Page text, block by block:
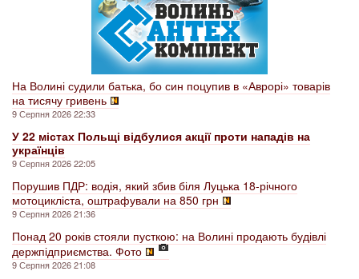
На Волині судили батька, бо син поцупив в «Аврорі» товарів
на тисячу гривень
9 Серпня 2026 22:33
У 22 містах Польщі відбулися акції проти нападів на
українців
9 Серпня 2026 22:05
Порушив ПДР: водія, який збив біля Луцька 18-річного
мотоцикліста, оштрафували на 850 грн
9 Серпня 2026 21:36
Понад 20 років стояли пусткою: на Волині продають будівлі
держпідприємства. Фото
9 Серпня 2026 21:08